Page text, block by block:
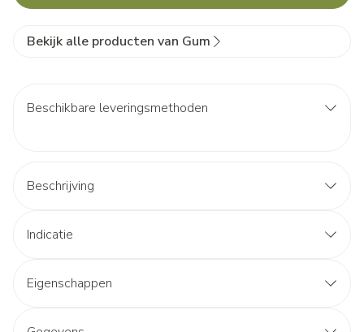
Bekijk alle producten van Gum
Beschikbare leveringsmethoden
Beschrijving
Indicatie
Eigenschappen